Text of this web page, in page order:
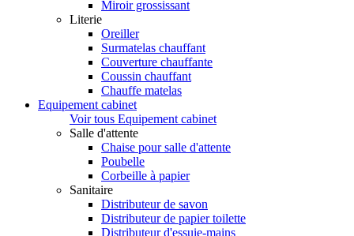
Miroir grossissant
Literie
Oreiller
Surmatelas chauffant
Couverture chauffante
Coussin chauffant
Chauffe matelas
Equipement cabinet
Voir tous Equipement cabinet
Salle d'attente
Chaise pour salle d'attente
Poubelle
Corbeille à papier
Sanitaire
Distributeur de savon
Distributeur de papier toilette
Distributeur d'essuie-mains